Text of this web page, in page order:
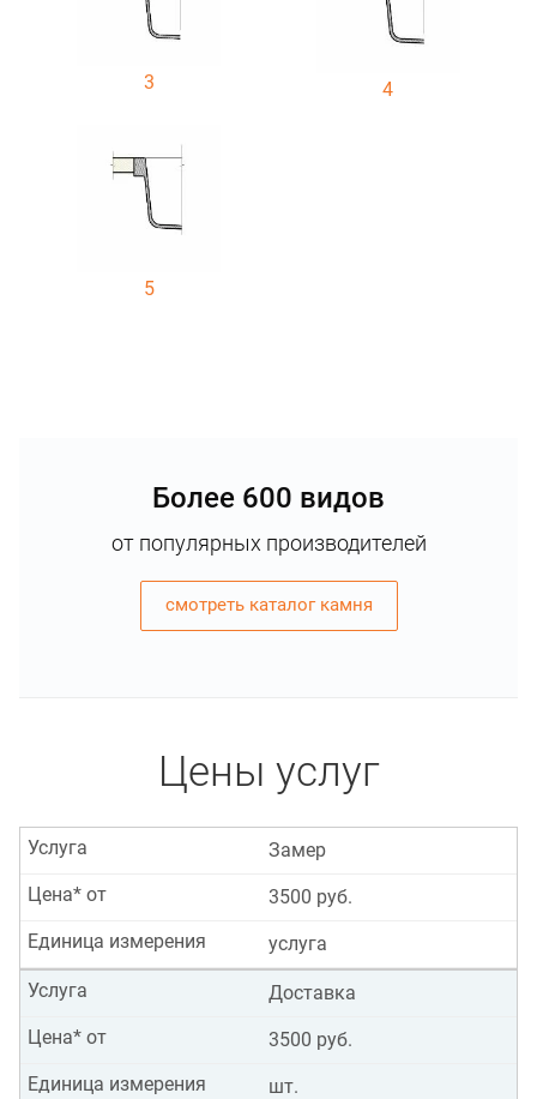
3 4
5
Более 600 видов
от популярных производителей
смотреть каталог камня
Цены услуг
Замер
Услуга
3500 руб.
Цена* от
услуга
Единица измерения
Доставка
Услуга
3500 руб.
Цена* от
шт.
Единица измерения